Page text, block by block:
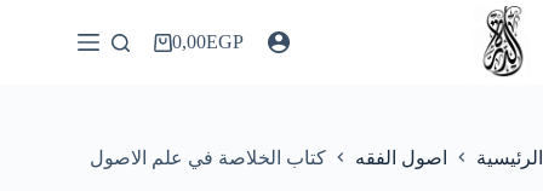
التجاوز
المحتوى
عربة0,00EGP
الرئيسية اصول الفقه كتاب الخلاصة في علم الاصول